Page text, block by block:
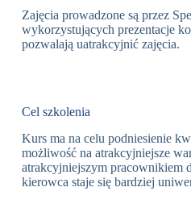
Zajęcia prowadzone są przez
wykorzystujących prezentacje
pozwalają uatrakcyjnić zajęcia.
Cel szkolenia
Kurs ma na celu podniesienie
możliwość na atrakcyjniejsze
atrakcyjniejszym pracownikiem
kierowca staje się bardziej